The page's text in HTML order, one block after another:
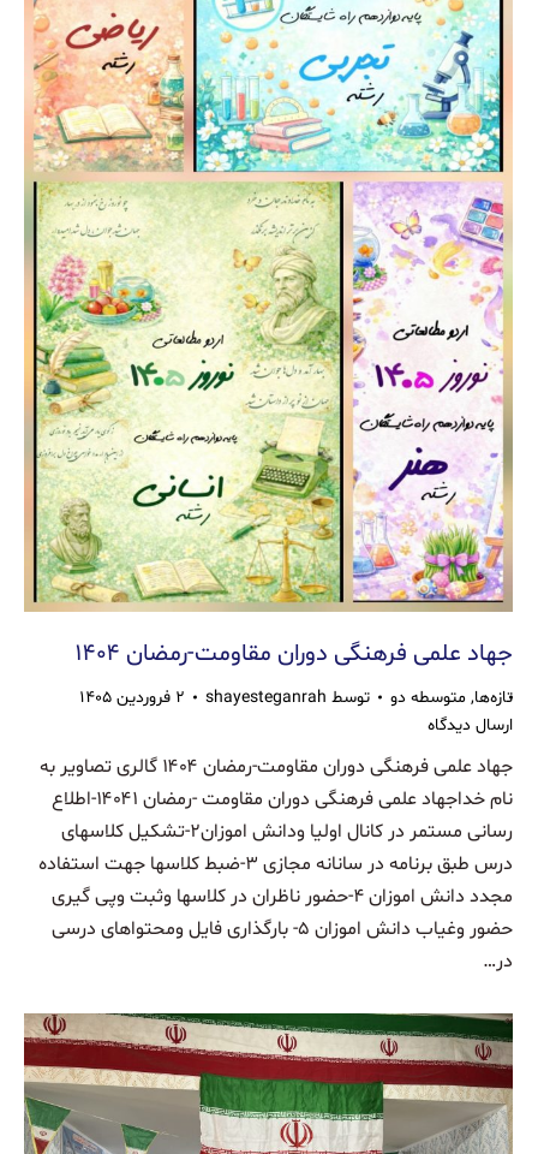
جهاد علمی فرهنگی دوران مقاومت-رمضان ۱۴۰۴
تازه‌ها, متوسطه دو توسط shayesteganrah
۲ فروردین ۱۴۰۵
ارسال دیدگاه
جهاد علمی فرهنگی دوران مقاومت-رمضان ۱۴۰۴ گالری تصاویر به
نام خداجهاد علمى فرهنگى دوران مقاومت -رمضان ۱۴۰۴۱-اطلاع
رسانى مستمر در کانال اولیا ودانش اموزان۲-تشکیل کلاسهاى
درس طبق برنامه در سانانه مجازى ۳-ضبط کلاسها جهت استفاده
مجدد دانش اموزان ۴-حضور ناظران در کلاسها وثبت وپى گیرى
حضور وغیاب دانش اموزان ۵- بارگذارى فایل ومحتواهای درسی
در…